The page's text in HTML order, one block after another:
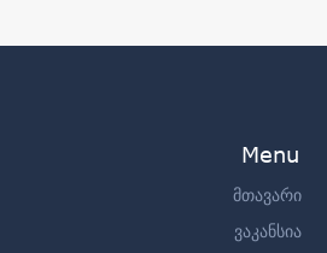
Menu
მთავარი
ვაკანსია